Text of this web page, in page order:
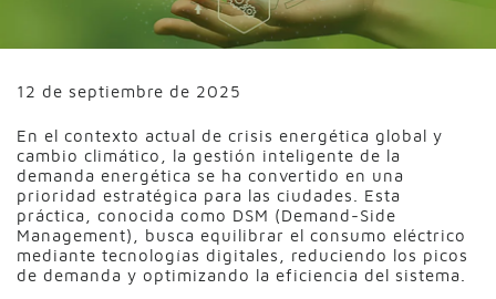
12 de septiembre de 2025
En el contexto actual de crisis energética global y
cambio climático, la gestión inteligente de la
demanda energética se ha convertido en una
prioridad estratégica para las ciudades. Esta
práctica, conocida como DSM (Demand-Side
Management), busca equilibrar el consumo eléctrico
mediante tecnologías digitales, reduciendo los picos
de demanda y optimizando la eficiencia del sistema.